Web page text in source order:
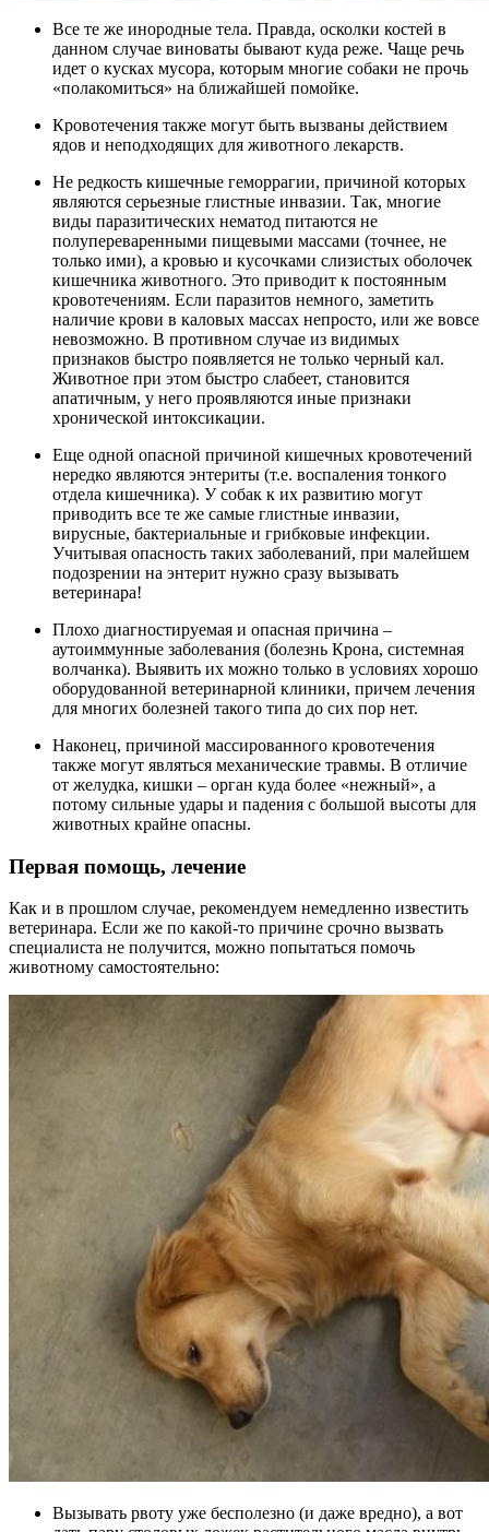
Все те же инородные тела. Правда, осколки костей в
данном случае виноваты бывают куда реже. Чаще речь
идет о кусках мусора, которым многие собаки не прочь
«полакомиться» на ближайшей помойке.
Кровотечения также могут быть вызваны действием
ядов и неподходящих для животного лекарств.
Не редкость кишечные геморрагии, причиной которых
являются серьезные глистные инвазии. Так, многие
виды паразитических нематод питаются не
полупереваренными пищевыми массами (точнее, не
только ими), а кровью и кусочками слизистых оболочек
кишечника животного. Это приводит к постоянным
кровотечениям. Если паразитов немного, заметить
наличие крови в каловых массах непросто, или же вовсе
невозможно. В противном случае из видимых
признаков быстро появляется не только черный кал.
Животное при этом быстро слабеет, становится
апатичным, у него проявляются иные признаки
хронической интоксикации.
Еще одной опасной причиной кишечных кровотечений
нередко являются энтериты (т.е. воспаления тонкого
отдела кишечника). У собак к их развитию могут
приводить все те же самые глистные инвазии,
вирусные, бактериальные и грибковые инфекции.
Учитывая опасность таких заболеваний, при малейшем
подозрении на энтерит нужно сразу вызывать
ветеринара!
Плохо диагностируемая и опасная причина –
аутоиммунные заболевания (болезнь Крона, системная
волчанка). Выявить их можно только в условиях хорошо
оборудованной ветеринарной клиники, причем лечения
для многих болезней такого типа до сих пор нет.
Наконец, причиной массированного кровотечения
также могут являться механические травмы. В отличие
от желудка, кишки – орган куда более «нежный», а
потому сильные удары и падения с большой высоты для
животных крайне опасны.
Первая помощь, лечение
Как и в прошлом случае, рекомендуем немедленно известить
ветеринара. Если же по какой-то причине срочно вызвать
специалиста не получится, можно попытаться помочь
животному самостоятельно:
Вызывать рвоту уже бесполезно (и даже вредно), а вот